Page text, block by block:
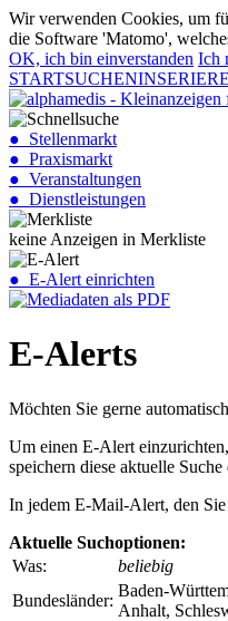
Wir verwenden Cookies, um
die Software 'Matomo',
OK, ich bin einverstanden Ich
STARTSUCHEN
● Stellenmarkt
● Praxismarkt
● Veranstaltungen
● Dienstleistungen
keine Anzeigen in Merkliste
● E-Alert einrichten
E-Alerts
Möchten Sie gerne
Um einen E-Alert
speichern diese aktuelle
In jedem E-Mail-Alert, den
Aktuelle Suchoptionen:
Was:
beliebig
Bundesländer:
Baden-
Anhalt,